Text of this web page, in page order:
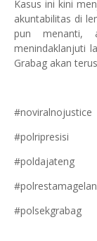
Kasus ini kini
akuntabilitas di
pun menanti,
menindaklanjuti
Grabag akan
#noviralnojustice
#polripresisi
#poldajateng
#polsekgrabag